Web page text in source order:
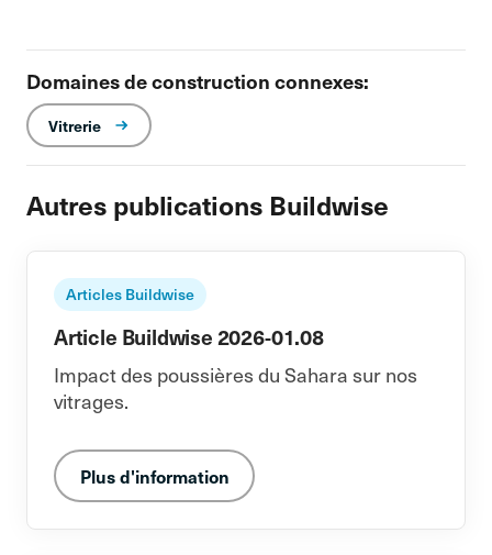
Domaines de construction connexes:
Vitrerie
Autres publications Buildwise
Articles Buildwise
Article Buildwise 2026-01.08
Impact des poussières du Sahara sur nos
vitrages.
Plus d'information